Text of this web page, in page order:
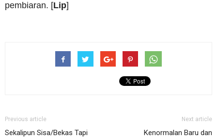
pembiaran. [Lip]
Previous article
Sekalipun Sisa/Bekas Tapi
Next article
Kenormalan Baru dan